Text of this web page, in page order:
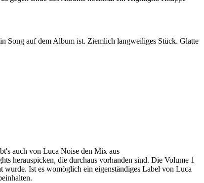
Song auf dem Album ist. Ziemlich langweiliges Stück. Glatte
auch von Luca Noise den Mix aus
herauspicken, die durchaus vorhanden sind. Die Volume 1
Ist es womöglich ein eigenständiges Label von Luca